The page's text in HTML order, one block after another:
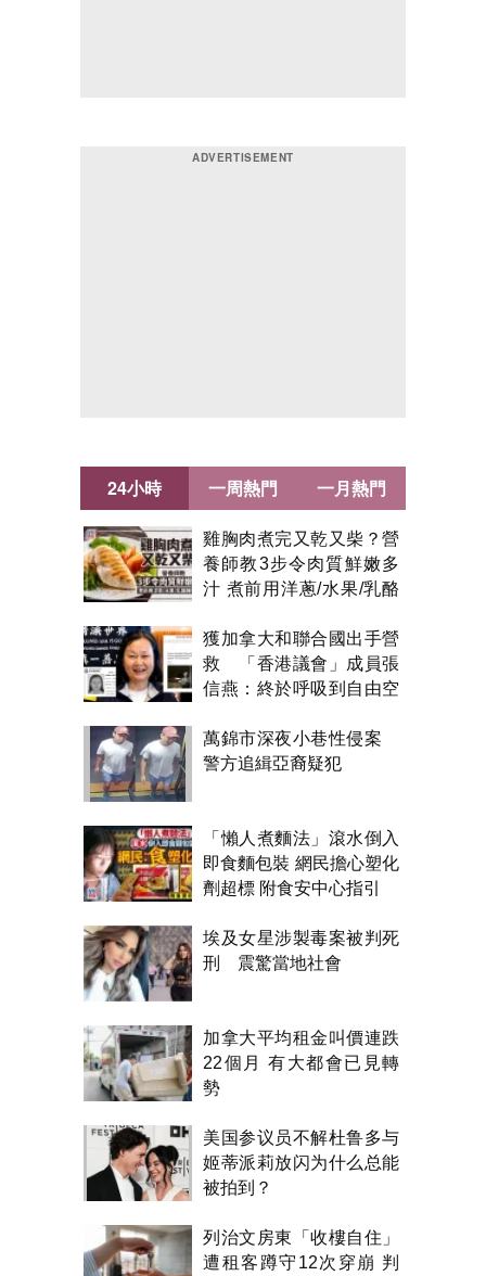
24小時
雞胸肉煮完又乾又柴？營
養師教3步令肉質鮮嫩多
汁 煮前用洋蔥/水果/乳酪
獲加拿大和聯合國出手營
救 「香港議會」成員張
信燕：終於呼吸到自由空
萬錦市深夜小巷性侵案
警方追緝亞裔疑犯
「懶人煮麵法」滾水倒入
即食麵包裝 網民擔心塑化
劑超標 附食安中心指引
埃及女星涉製毒案被判死
刑 震驚當地社會
加拿大平均租金叫價連跌
22個月 有大都會已見轉
勢
美国参议员不解杜鲁多与
姬蒂派莉放闪为什么总能
被拍到？
列治文房東「收樓自住」
遭租客蹲守12次穿崩 判
一周熱門 一月熱門